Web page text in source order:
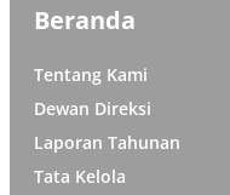
Beranda
Tentang Kami
Dewan Direksi
Laporan Tahunan
Tata Kelola